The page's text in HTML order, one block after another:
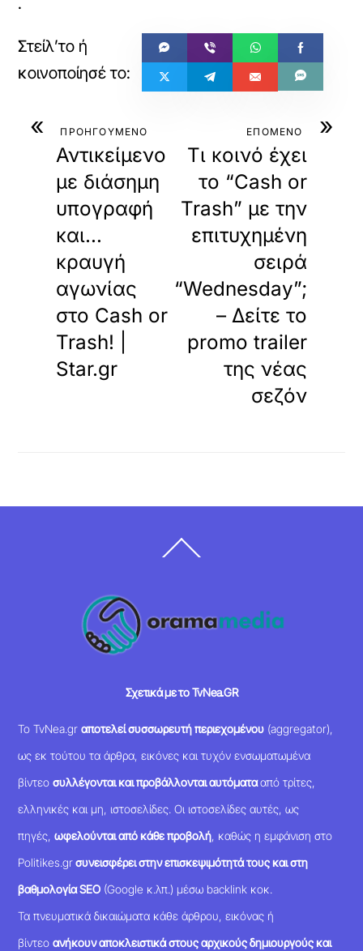
« ΠΡΟΗΓΟΥΜΕΝΟ
Αντικείμενο
με διάσημη
υπογραφή
και…
κραυγή
αγωνίας
στο Cash or
Trash! |
Star.gr
»
ΕΠΟΜΕΝΟ
Τι κοινό έχει
το “Cash or
Trash” με την
επιτυχημένη
σειρά
“Wednesday”;
– Δείτε το
promo trailer
της νέας
σεζόν
To
Σχετικά με το TvNea.GR
Το TvNea.grαποτελεί συσσωρευτή περιεχομένου (aggregator),
ως εκ τούτου τα άρθρα, εικόνες και τυχόν ενσωματωμένα
βίντεοσυλλέγονται και προβάλλονται αυτόματααπό τρίτες,
ελληνικές και μη, ιστοσελίδες. Οι ιστοσελίδες αυτές, ως
πηγές,ωφελούνται από κάθε προβολή , καθώς η εμφάνιση στο
Politikes.grσυνεισφέρει στην επισκεψιμότητά τους και στη
βαθμολογία SEO (Google κ.λπ.) μέσω backlink κοκ.
Τα πνευματικά δικαιώματα κάθε άρθρου, εικόνας ή
βίντεοανήκουν αποκλειστικά στους αρχικούς δημιουργούς και